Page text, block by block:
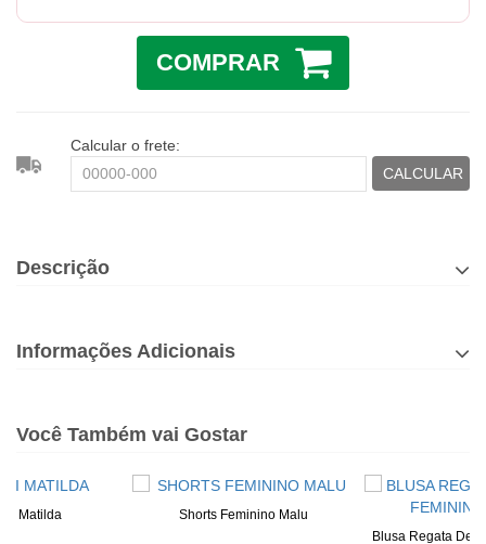
COMPRAR
Calcular o frete:
CALCULAR
Descrição
Informações Adicionais
Você Também vai Gostar
Matilda
Shorts Feminino Malu
Blusa Regata De